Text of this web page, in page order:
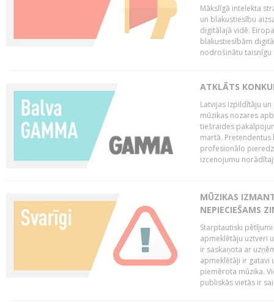
Mākslīgā intelekta
un blakustiesību
digitālajā vidē.
blakustiesībām
nodrošinātu taisnīgu
ATKLĀTS
Latvijas Izpildītāju
mūzikas nozares
tiešraides
martā. Pretendentus
profesionālo
izcenojumu
MŪZIKAS
NEPIECIEŠAMS
Starptautiski
apmeklētāju uztveri
ir saskaņota ar
apmeklētāji ir gatavi
piemērota mūzika.
publiskās vietās ir